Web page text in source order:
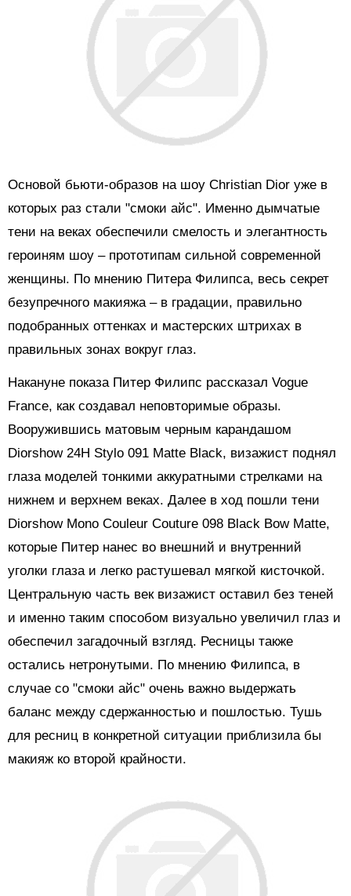
Основой бьюти-образов на шоу Christian Dior уже в
которых раз стали "смоки айс". Именно дымчатые
тени на веках обеспечили смелость и элегантность
героиням шоу – прототипам сильной современной
женщины. По мнению Питера Филипса, весь секрет
безупречного макияжа – в градации, правильно
подобранных оттенках и мастерских штрихах в
правильных зонах вокруг глаз.
Накануне показа Питер Филипс рассказал Vogue
France, как создавал неповторимые образы.
Вооружившись матовым черным карандашом
Diorshow 24H Stylo 091 Matte Black, визажист поднял
глаза моделей тонкими аккуратными стрелками на
нижнем и верхнем веках. Далее в ход пошли тени
Diorshow Mono Couleur Couture 098 Black Bow Matte,
которые Питер нанес во внешний и внутренний
уголки глаза и легко растушевал мягкой кисточкой.
Центральную часть век визажист оставил без теней
и именно таким способом визуально увеличил глаз и
обеспечил загадочный взгляд. Ресницы также
остались нетронутыми. По мнению Филипса, в
случае со "смоки айс" очень важно выдержать
баланс между сдержанностью и пошлостью. Тушь
для ресниц в конкретной ситуации приблизила бы
макияж ко второй крайности.